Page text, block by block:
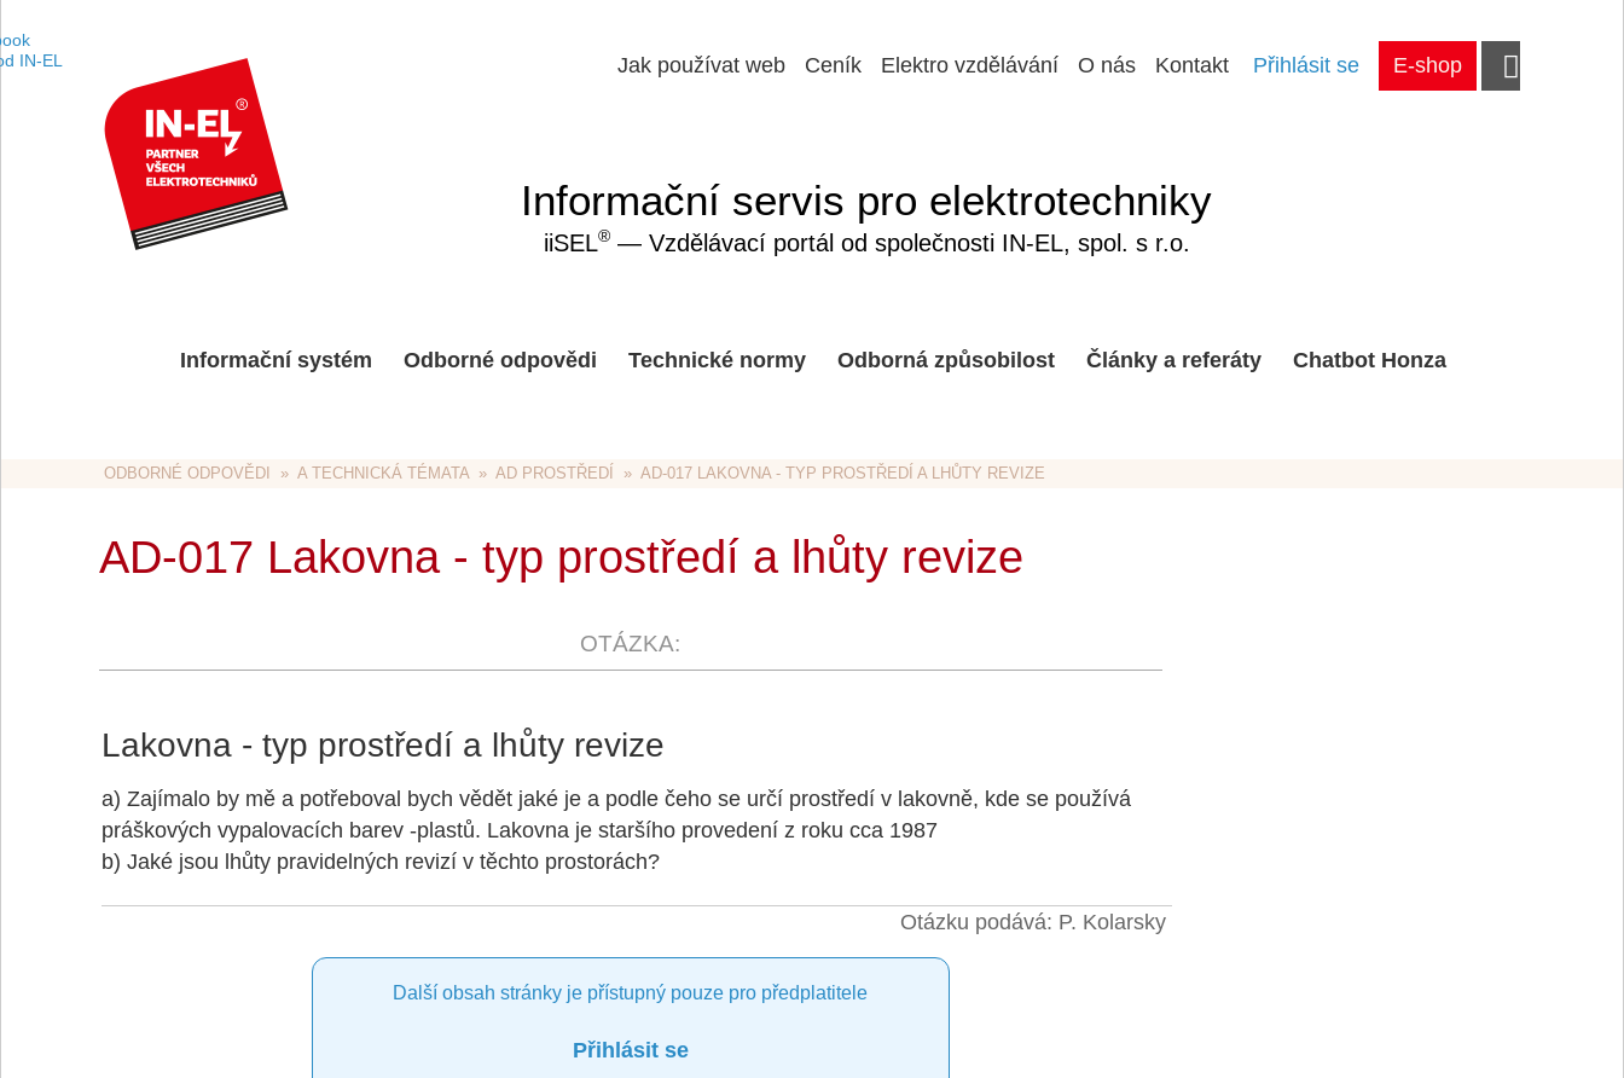
Přihlásit se E-shop
Jak používat web Ceník Elektro vzdělávání O nás Kontakt
Informační servis pro elektrotechniky
iiSEL®— Vzdělávací portál od společnosti IN-EL, spol. s r.o.
Informační systém Odborné odpovědi Technické normy Odborná způsobilost Články a referáty Chatbot Honza
ODBORNÉ ODPOVĚDI
  »
A TECHNICKÁ TÉMATA
  »
AD PROSTŘEDÍ
  »  AD-017 LAKOVNA - TYP PROSTŘEDÍ A LHŮTY REVIZE
AD-017 Lakovna - typ prostředí a lhůty revize
Lakovna - typ prostředí a lhůty revize
a) Zajímalo by mě a potřeboval bych vědět jaké je a podle čeho se určí prostředí v lakovně, kde se používá
práškových vypalovacích barev -plastů. Lakovna je staršího provedení z roku cca 1987
b) Jaké jsou lhůty pravidelných revizí v těchto prostorách?
Otázku podává: P. Kolarsky
Další obsah stránky je přístupný pouze pro předplatitele
Přihlásit se